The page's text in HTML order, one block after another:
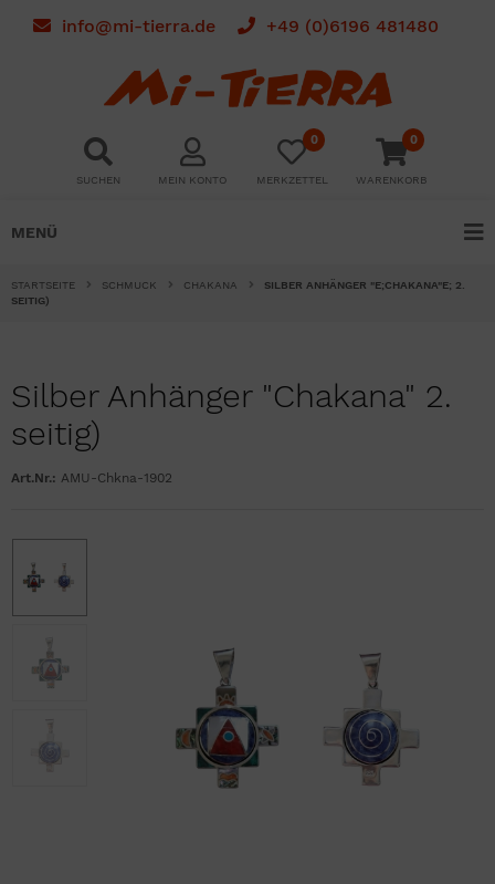
info@mi-tierra.de +49 (0)6196 481480
SUCHEN MEIN KONTO
0
MERKZETTEL
0
WARENKORB
MENÜ
STARTSEITE SCHMUCK CHAKANA
SILBER ANHÄNGER "E;CHAKANA"E; 2.
SEITIG)
Silber Anhänger "Chakana" 2.
seitig)
Art.Nr.: AMU-Chkna-1902